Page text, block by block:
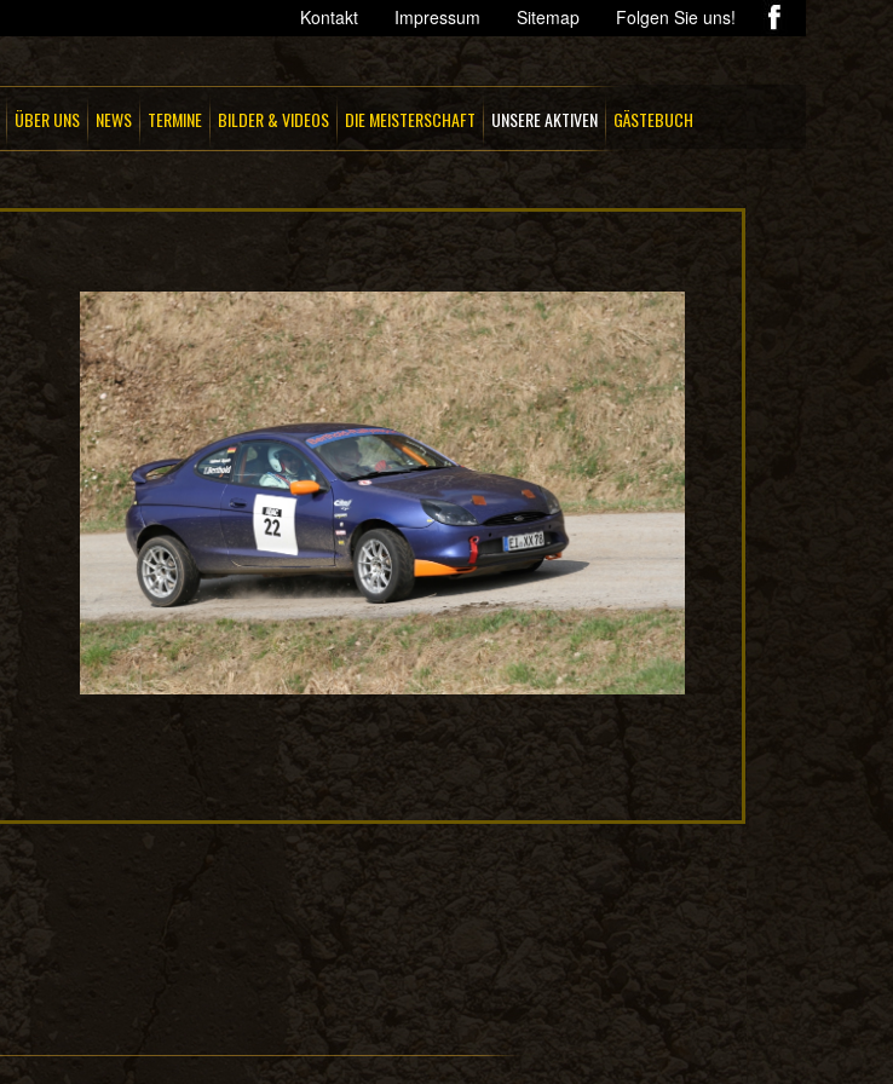
Kontakt Impressum Sitemap Folgen Sie uns!
ÜBER UNS NEWS TERMINE BILDER & VIDEOS DIE MEISTERSCHAFT UNSERE AKTIVEN GÄSTEBUCH